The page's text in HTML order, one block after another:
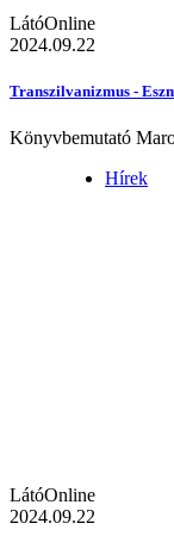
LátóOnline
2024.09.22
Transzilvanizmus -
Könyvbemutató
Hírek
LátóOnline
2024.09.22